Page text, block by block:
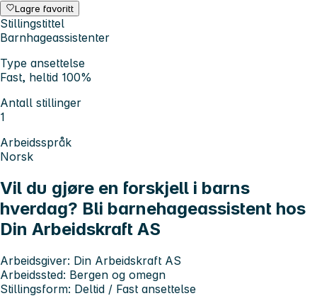
Lagre favoritt
Stillingstittel
Barnhageassistenter
Type ansettelse
Fast, heltid 100%
Antall stillinger
1
Arbeidsspråk
Norsk
Vil du gjøre en forskjell i barns
hverdag? Bli barnehageassistent hos
Din Arbeidskraft AS
Arbeidsgiver: Din Arbeidskraft AS
Arbeidssted: Bergen og omegn
Stillingsform: Deltid / Fast ansettelse